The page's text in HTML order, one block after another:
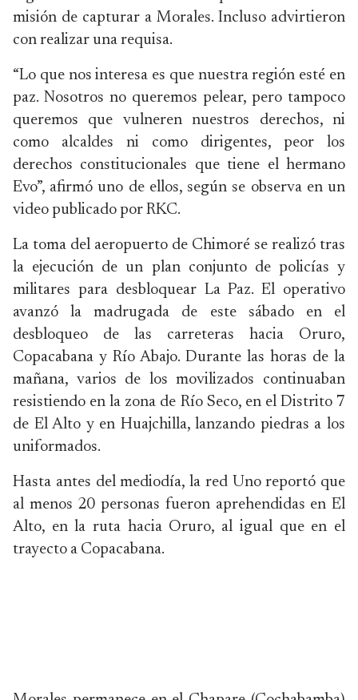
misión de capturar a Morales. Incluso advirtieron
con realizar una requisa.
“Lo que nos interesa es que nuestra región esté en
paz. Nosotros no queremos pelear, pero tampoco
queremos que vulneren nuestros derechos, ni
como alcaldes ni como dirigentes, peor los
derechos constitucionales que tiene el hermano
Evo”, afirmó uno de ellos, según se observa en un
video publicado por RKC.
La toma del aeropuerto de Chimoré se realizó tras
la ejecución de un plan conjunto de policías y
militares para desbloquear La Paz. El operativo
avanzó la madrugada de este sábado en el
desbloqueo de las carreteras hacia Oruro,
Copacabana y Río Abajo. Durante las horas de la
mañana, varios de los movilizados continuaban
resistiendo en la zona de Río Seco, en el Distrito 7
de El Alto y en Huajchilla, lanzando piedras a los
uniformados.
Hasta antes del mediodía, la red Uno reportó que
al menos 20 personas fueron aprehendidas en El
Alto, en la ruta hacia Oruro, al igual que en el
trayecto a Copacabana.